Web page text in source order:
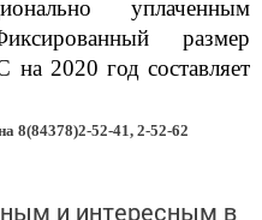
уплаченным
размер
2020 год составляет
8(84378)2-52-41, 2-52-62
и интересным в